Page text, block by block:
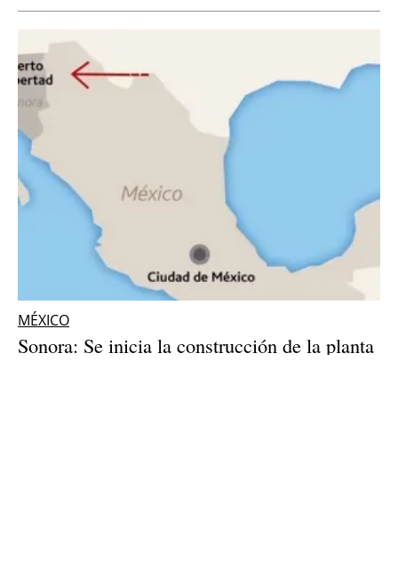
MÉXICO
Sonora: Se inicia la construcción de la planta